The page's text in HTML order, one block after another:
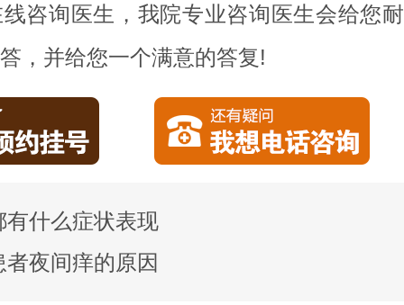
咨询医生，我院专业咨询医生会给您耐
，并给您一个满意的答复!
有什么症状表现
者夜间痒的原因